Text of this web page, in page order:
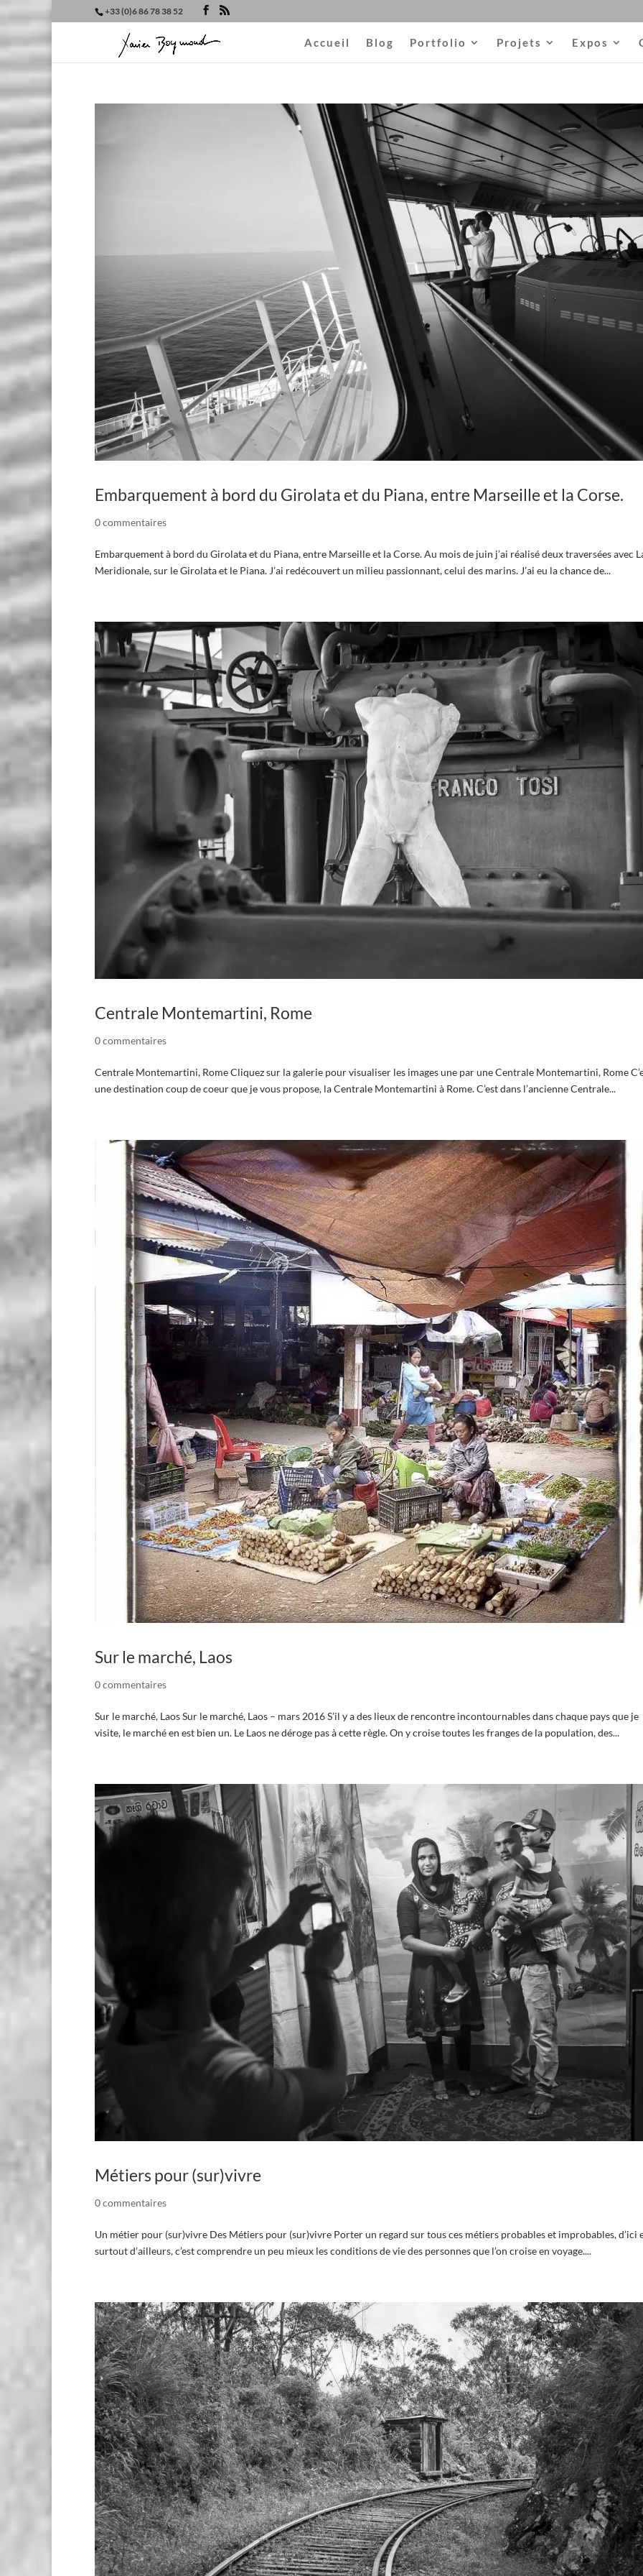
+33 (0)6 86 78 38 52
Accueil Blog Portfolio Projets Expos
Embarquement à bord du Girolata et du Piana, entre Marseille et la Corse.
0 commentaires
Embarquement à bord du Girolata et du Piana, entre Marseille et la Corse. Au mois de juin j’ai réalisé deux traversées avec
Meridionale, sur le Girolata et le Piana. J’ai redécouvert un milieu passionnant, celui des marins. J’ai eu la chance de...
Centrale Montemartini, Rome
0 commentaires
Centrale Montemartini, Rome Cliquez sur la galerie pour visualiser les images une par une Centrale Montemartini, Rome
une destination coup de coeur que je vous propose, la Centrale Montemartini à Rome. C’est dans l’ancienne Centrale...
Sur le marché, Laos
0 commentaires
Sur le marché, Laos Sur le marché, Laos – mars 2016 S’il y a des lieux de rencontre incontournables dans chaque pays que je
visite, le marché en est bien un. Le Laos ne déroge pas à cette règle. On y croise toutes les franges de la population, des...
Métiers pour (sur)vivre
0 commentaires
Un métier pour (sur)vivre Des Métiers pour (sur)vivre Porter un regard sur tous ces métiers probables et improbables, d’ici
surtout d’ailleurs, c’est comprendre un peu mieux les conditions de vie des personnes que l’on croise en voyage....